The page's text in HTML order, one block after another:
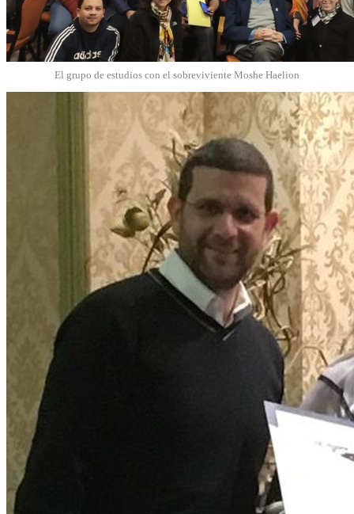
El grupo de estudios con el sobreviviente Moshe Haelion